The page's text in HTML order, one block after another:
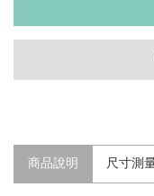
商品說明 尺寸測